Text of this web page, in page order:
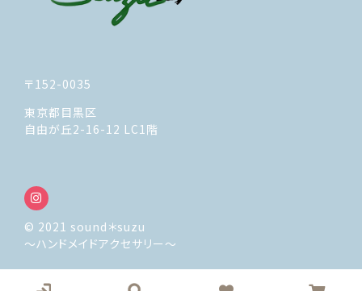
〒152-0035
東京都目黒区
自由が丘2-16-12 LC1階
© 2021 sound＊suzu
～ハンドメイドアクセサリー～
～ハンドメイドアクセサリー～